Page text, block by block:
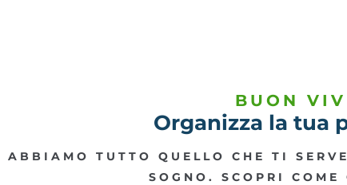
BUON
Organizza la tua
ABBIAMO TUTTO QUELLO CHE TI
SOGNO. SCOPRI COME